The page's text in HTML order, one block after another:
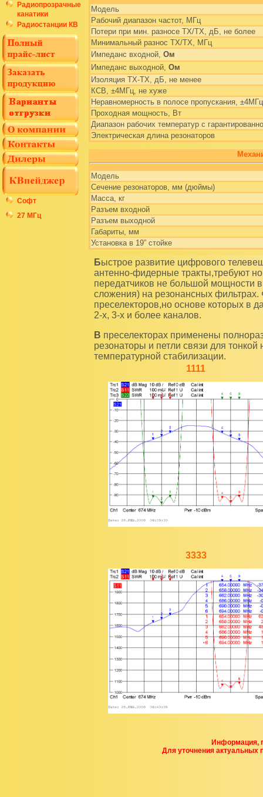
Радиопрозрачные
канатики
Радиостанции КВ
Софт
27 МГц
Модель
Рабочий диапазон частот, МГц
Потери при мин. разносе ТХ/TX, дБ, не более
Минимальный разнос TX/TX, МГц
Импеданс входной, Ом
Импеданс выходной, Ом
Изоляция ТХ-ТХ, дБ, не менее
КСВ, ±4MГц, не хуже
Неравномерность в полосе пропускания,
Проходная мощность, Вт
Диапазон рабочих температур с
Электрическая длина резонаторов
Модель
Сечение резонаторов, мм (дюймы)
Масса, кг
Разъем входной
Разъем выходной
Габариты, мм
Установка в 19” стойке
Быстрое развитие цифрового телевещания и модернизация передающих центров,включая
антенно-фидерные тракты,требуют
передатчиков не большой мощности
сложения) на резонансных
преселекторов,но основе которых в
2-х, 3-х и более каналов.
В преселекторах применены полноразмерные четвертьволновые перестраиваемые
резонаторы и петли связи для
температурной стабилизации.
1111
3333
Информация,
Для уточнения актуальных